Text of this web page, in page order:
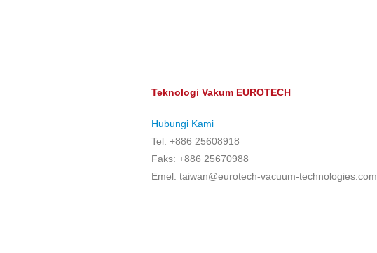
Teknologi Vakum EUROTECH
Hubungi Kami
Tel: +886 25608918
Faks: +886 25670988
Emel: taiwan@eurotech-vacuum-technologies.com